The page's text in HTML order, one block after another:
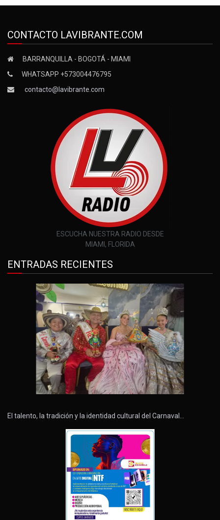
CONTACTO LAVIBRANTE.COM
BARRANQUILLA - BOGOTÁ - MIAMI
WHATSAPP +573004476795
contacto@lavibrante.com
ESCUCHA NUESTRA RADIO DESDE
MIAMI, FLORIDA
ENTRADAS RECIENTES
El talento, la tradición y la identidad cultural del Carnaval…